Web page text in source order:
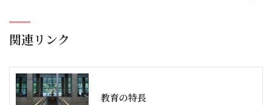
関連リンク
教育の特長